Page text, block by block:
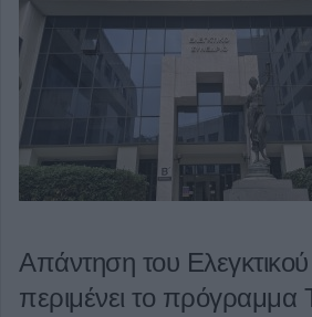
Απάντηση του
περιμένει το πρόγραμμα